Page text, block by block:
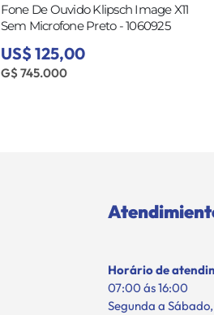
Fone De Ouvido Klipsch Image X11
Sem Microfone Preto - 1060925
US$ 125,00
G$ 745.000
Horário de
07:00 ás 16:00
Segunda a Sábado,